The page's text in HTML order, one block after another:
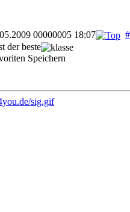
00000005 18:07
der beste
Speichern